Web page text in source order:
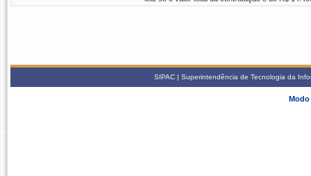
SIPAC | Superintendência de Tecnologia da
Modo